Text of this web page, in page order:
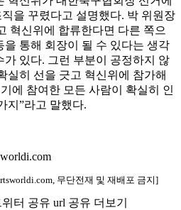
을 꾸렸다고 설명했다. 박 위원장
혁신위에 합류한다면 다른 쪽으
을 통해 회장이 될 수 있다는 생각
가 있다. 그런 부분이 공정하지 않
실히 선을 긋고 혁신위에 참가해
에 참여한 모든 사람이 확실히 인
지”라고 말했다.
무단전재 및 재배포 금지]
위터 공유 url 공유 더보기